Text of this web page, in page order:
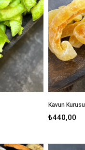
Kavun Kurusu
₺440,00